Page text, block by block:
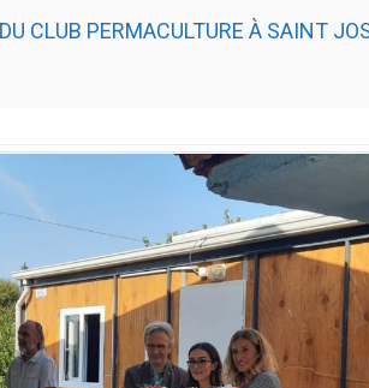
CLUB PERMACULTURE À SAINT